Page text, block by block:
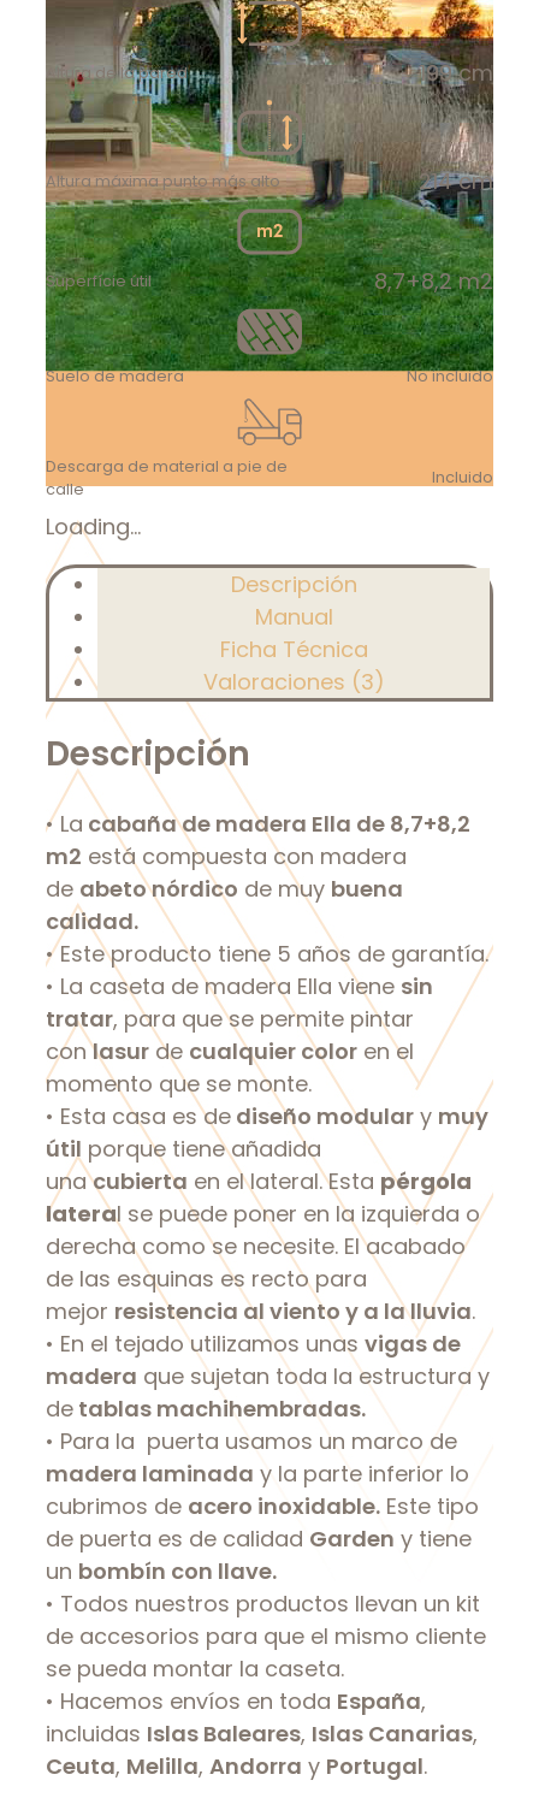
Altura de la pared 199 cm
Altura máxima punto más alto 214 cm
Superfície útil 8,7+8,2 m2
Suelo de madera No incluido
Descarga de material a pie de
calle
Incluido
Loading...
Descripción
Manual
Ficha Técnica
Valoraciones (3)
Descripción
• La cabaña de madera Ella de 8,7+8,2
m2 está compuesta con madera
de abeto nórdico de muy buena
calidad.
• Este producto tiene 5 años de garantía.
• La caseta de madera Ella viene sin
tratar, para que se permite pintar
conlasur de cualquier color en el
momento que se monte.
• Esta casa es de diseño modular y muy
útil porque tiene añadida
unacubierta en el lateral. Esta pérgola
lateral se puede poner en la izquierda o
derecha como se necesite. El acabado
de las esquinas es recto para
mejor resistencia al viento y a la lluvia.
• En el tejado utilizamos unas vigas de
madera que sujetan toda la estructura y
de tablas machihembradas.
• Para la puerta usamos un marco de
madera laminada y la parte inferior lo
cubrimos de acero inoxidable. Este tipo
de puerta es de calidad Garden y tiene
un bombín con llave.
• Todos nuestros productos llevan un kit
de accesorios para que el mismo cliente
se pueda montar la caseta.
• Hacemos envíos en toda España,
incluidas Islas Baleares, Islas Canarias,
Ceuta, Melilla, Andorra y Portugal.